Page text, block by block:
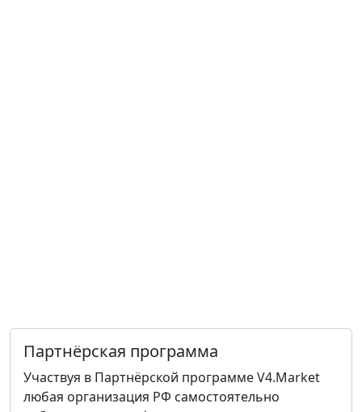
Партнёрская программа
Участвуя в Партнёрской программе V4.Market
любая организация РФ самостоятельно